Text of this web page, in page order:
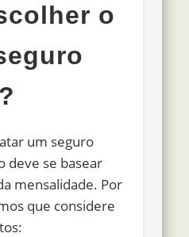
o
um seguro
deve se basear
mensalidade. Por
que considere